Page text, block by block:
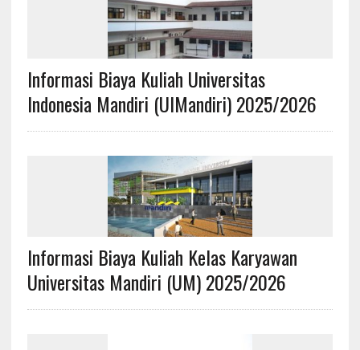
Informasi Biaya Kuliah Universitas
Indonesia Mandiri (UIMandiri) 2025/2026
Informasi Biaya Kuliah Kelas Karyawan
Universitas Mandiri (UM) 2025/2026